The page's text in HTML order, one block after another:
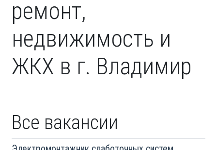
ремонт,
недвижимость и
ЖКХ в г. Владимир
Все вакансии